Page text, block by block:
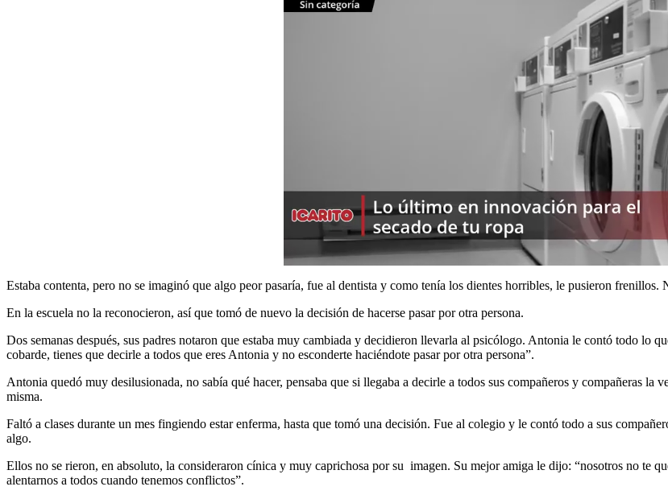
Estaba contenta, pero no se imaginó que algo peor pasaría, fue al dentista y como tenía los dientes horribles, le pusieron frenillos.
En la escuela no la reconocieron, así que tomó de nuevo la decisión de hacerse pasar por otra persona.
Dos semanas después, sus padres notaron que estaba muy cambiada y decidieron llevarla al psicólogo. Antonia le contó todo lo
cobarde, tienes que decirle a todos que eres Antonia y no esconderte haciéndote pasar por otra persona”.
Antonia quedó muy desilusionada, no sabía qué hacer, pensaba que si llegaba a decirle a todos sus compañeros y compañeras la
misma.
Faltó a clases durante un mes fingiendo estar enferma, hasta que tomó una decisión. Fue al colegio y le contó todo a sus
algo.
Ellos no se rieron, en absoluto, la consideraron cínica y muy caprichosa por su imagen. Su mejor amiga le dijo: “nosotros no te
alentarnos a todos cuando tenemos conflictos”.